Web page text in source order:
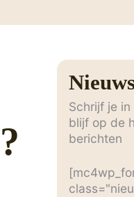
Schrijf je
blijf op de
berichten